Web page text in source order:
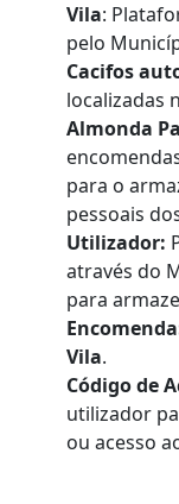
Vila:
pelo
Cacifos
localizadas
Almonda
para o
pessoais
Utilizador:
através do
para
Vila.
Código de
utilizador
ou acesso